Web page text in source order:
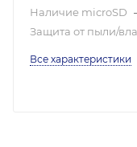
Наличие microSD
Защита от пыли/
Все характеристики